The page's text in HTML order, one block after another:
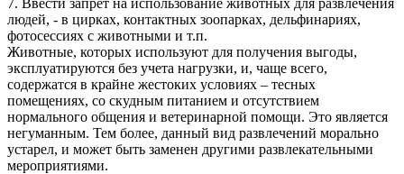
людей, - в цирках, контактных зоопарках, дельфинариях,
фотосессиях с животными и т.п.
Животные, которых используют для получения выгоды,
эксплуатируются без учета нагрузки, и, чаще всего,
содержатся в крайне жестоких условиях – тесных
помещениях, со скудным питанием и отсутствием
нормального общения и ветеринарной помощи. Это является
негуманным. Тем более, данный вид развлечений морально
устарел, и может быть заменен другими развлекательными
мероприятиями.